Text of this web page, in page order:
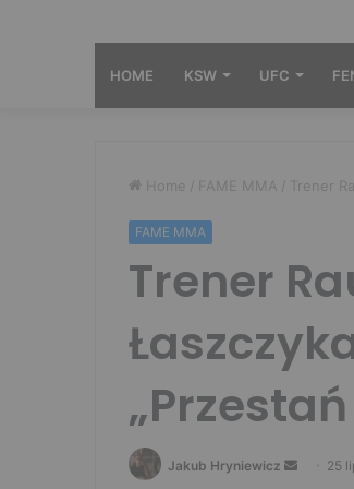
HOME KSW UFC
Home / FAME MMA / Trener
FAME MMA
Trener
Jakub Hryniewicz
Send 25